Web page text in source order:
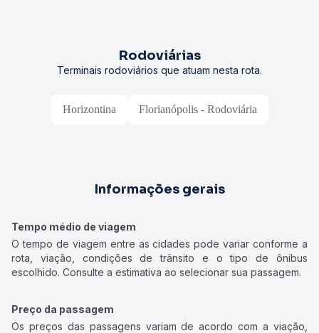
Rodoviárias
Terminais rodoviários que atuam nesta rota.
Horizontina Florianópolis - Rodoviária
Informações gerais
Tempo médio de viagem
O tempo de viagem entre as cidades pode variar conforme a
rota, viação, condições de trânsito e o tipo de ônibus
escolhido. Consulte a estimativa ao selecionar sua passagem.
Preço da passagem
Os preços das passagens variam de acordo com a viação,